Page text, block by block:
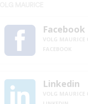
Facebook
Linkedin